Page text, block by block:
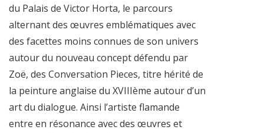
du Palais de Victor Horta, le parcours
alternant des œuvres emblématiques avec
des facettes moins connues de son univers
autour du nouveau concept défendu par
Zoë, des Conversation Pieces, titre hérité de
la peinture anglaise du XVIIIème autour d’un
art du dialogue. Ainsi l’artiste flamande
entre en résonance avec des œuvres et